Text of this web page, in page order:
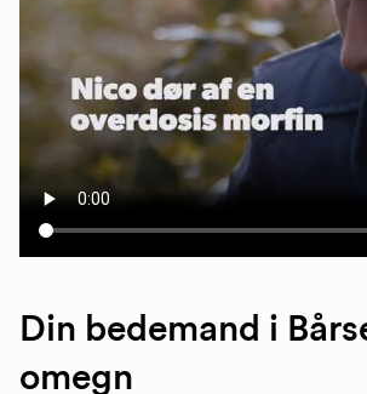
Din bedemand i
omegn